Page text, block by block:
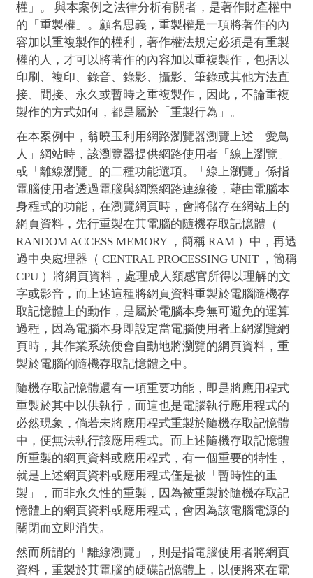
權」。 與本案例之法律分析有關者，是著作財產權中
的「重製權」。顧名思義，重製權是一項將著作的內
容加以重複製作的權利，著作權法規定必須是有重製
權的人，才可以將著作的內容加以重複製作，包括以
印刷、複印、錄音、錄影、攝影、筆錄或其他方法直
接、間接、永久或暫時之重複製作，因此，不論重複
製作的方式如何，都是屬於「重製行為」。
在本案例中，翁曉玉利用網路瀏覽器瀏覽上述「愛鳥
人」網站時，該瀏覽器提供網路使用者「線上瀏覽」
或「離線瀏覽」的二種功能選項。「線上瀏覽」係指
電腦使用者透過電腦與網際網路連線後，藉由電腦本
身程式的功能，在瀏覽網頁時，會將儲存在網站上的
網頁資料，先行重製在其電腦的隨機存取記憶體（
RANDOM ACCESS MEMORY ，簡稱 RAM ）中，再透
過中央處理器（ CENTRAL PROCESSING UNIT ，簡稱
CPU ）將網頁資料，處理成人類感官所得以理解的文
字或影音，而上述這種將網頁資料重製於電腦隨機存
取記憶體上的動作，是屬於電腦本身無可避免的運算
過程，因為電腦本身即設定當電腦使用者上網瀏覽網
頁時，其作業系統便會自動地將瀏覽的網頁資料，重
製於電腦的隨機存取記憶體之中。
隨機存取記憶體還有一項重要功能，即是將應用程式
重製於其中以供執行，而這也是電腦執行應用程式的
必然現象，倘若未將應用程式重製於隨機存取記憶體
中，便無法執行該應用程式。而上述隨機存取記憶體
所重製的網頁資料或應用程式，有一個重要的特性，
就是上述網頁資料或應用程式僅是被「暫時性的重
製」，而非永久性的重製，因為被重製於隨機存取記
憶體上的網頁資料或應用程式，會因為該電腦電源的
關閉而立即消失。
然而所謂的「離線瀏覽」，則是指電腦使用者將網頁
資料，重製於其電腦的硬碟記憶體上，以便將來在電